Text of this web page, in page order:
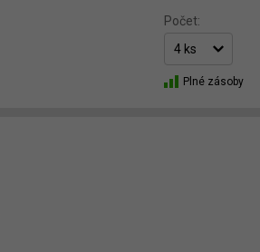
Počet:
Plné zásoby